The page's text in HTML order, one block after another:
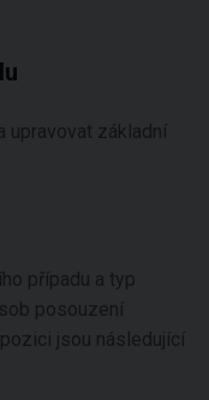
upravovat základní
případu a typ
posouzení
jsou následující